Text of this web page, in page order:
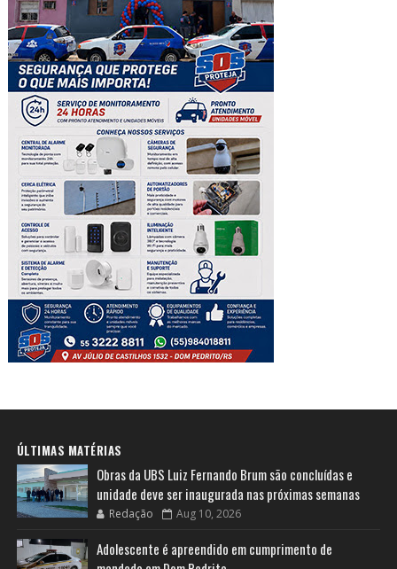
ÚLTIMAS MATÉRIAS
Obras da UBS Luiz Fernando Brum são concluídas e
unidade deve ser inaugurada nas próximas semanas
Redação Aug 10, 2026
Adolescente é apreendido em cumprimento de